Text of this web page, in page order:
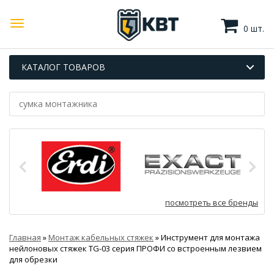
0 шт.
КАТАЛОГ ТОВАРОВ
посмотреть все бренды
Главная »Монтаж кабельных стяжек »Инструмент для монтажа
нейлоновых стяжек TG-03 серия ПРОФИ со встроенным лезвием
для обрезки